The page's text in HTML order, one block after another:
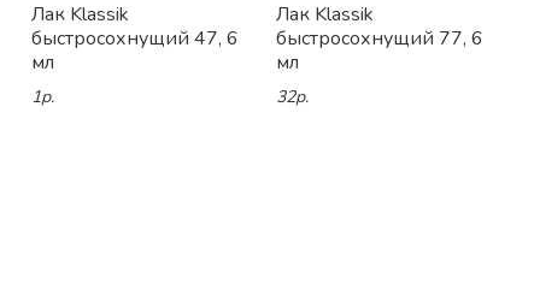
Лак Klassik
быстросохнущий 47, 6
мл
1р.
Лак Klassik
быстросохнущий 77, 6
мл
32р.